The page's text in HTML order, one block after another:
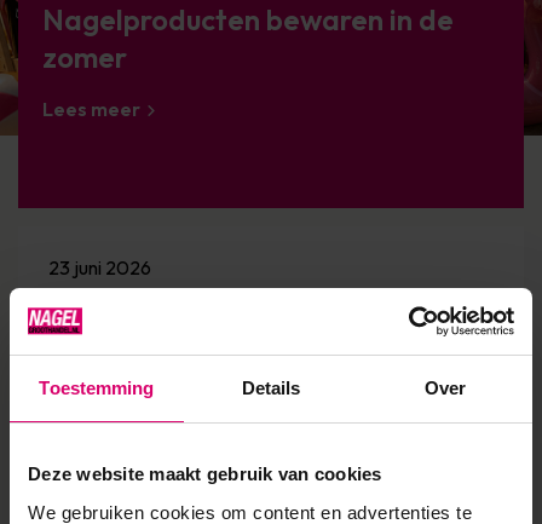
Toestemming Details Over
Deze website maakt gebruik van cookies
We gebruiken cookies om content en advertenties te
Nagelproducten bewaren in de
zomer
Lees meer
23 juni 2026
Cat Eye nagels: dé nageltrend van zomer 2026 |
Inspiratie & tips
23 juni 2026
Klanten werven als nagelstyliste